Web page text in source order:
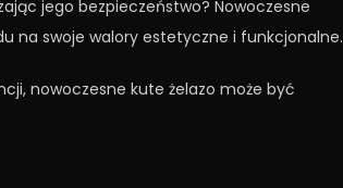
jego bezpieczeństwo? Nowoczesne
na swoje walory estetyczne i funkcjonalne.
nowoczesne kute żelazo może być